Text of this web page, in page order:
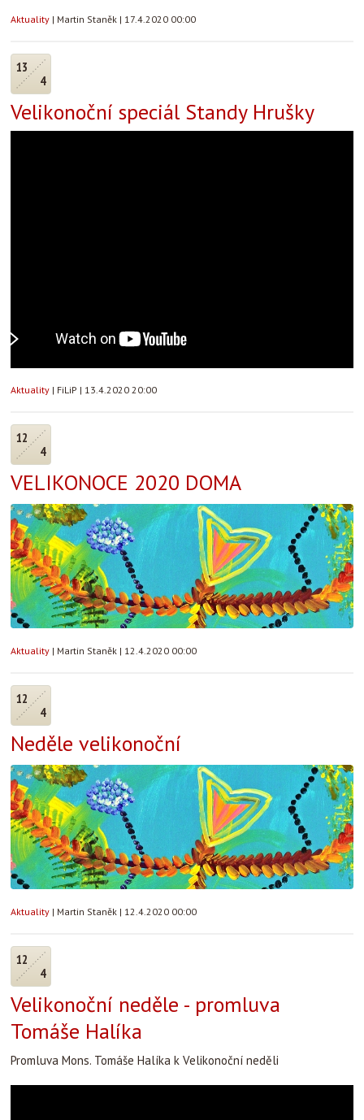
Aktuality | Martin Staněk | 17.4.2020 00:00
13
4
Velikonoční speciál Standy Hrušky
Aktuality | FiLiP | 13.4.2020 20:00
12
4
VELIKONOCE 2020 DOMA
Aktuality | Martin Staněk | 12.4.2020 00:00
12
4
Neděle velikonoční
Aktuality | Martin Staněk | 12.4.2020 00:00
12
4
Velikonoční neděle - promluva
Tomáše Halíka
Promluva Mons. Tomáše Halíka k Velikonoční neděli